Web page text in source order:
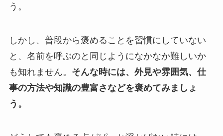
う。
しかし、普段から褒めることを習慣にしていない
と、名前を呼ぶのと同じようになかなか難しいか
も知れません。 そんな時には、外見や雰囲気、仕
事の方法や知識の豊富さなどを褒めてみましょ
う。